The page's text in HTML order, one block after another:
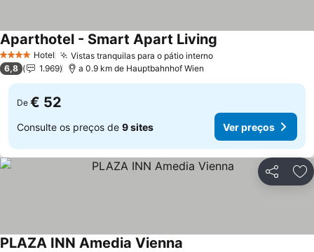
4 EstrelasHotel Vistas tranquilas para o pátio interno
Aparthotel - Smart Apart Living
6,8 1.969 a 0.9 km de Hauptbahnhof Wien
De € 52
Consulte os preços de 9 sites Ver preços
Partilhar
PLAZA INN Amedia Vienna